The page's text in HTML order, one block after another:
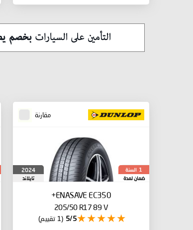
مقارنة
1 السنة
ضمان لمدة
2024
تايلاند
ENASAVE EC350+
205/50 R17 89 V
5/5 (1 تقييم)